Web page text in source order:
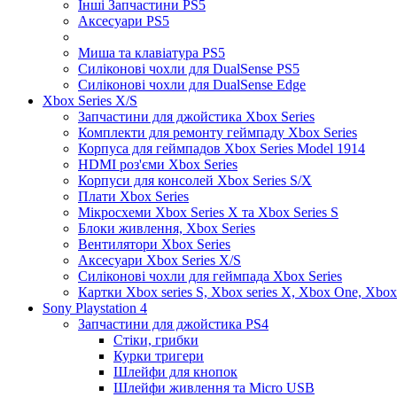
Інші Запчастини PS5
Аксесуари PS5
Миша та клавіатура PS5
Силіконові чохли для DualSense PS5
Силіконові чохли для DualSense Edge
Xbox Series X/S
Запчастини для джойстика Xbox Series
Комплекти для ремонту геймпаду Xbox Series
Корпуса для геймпадов Xbox Series Model 1914
HDMI роз'єми Xbox Series
Корпуси для консолей Xbox Series S/X
Плати Xbox Series
Мікросхеми Xbox Series X та Xbox Series S
Блоки живлення, Xbox Series
Вентилятори Xbox Series
Аксесуари Xbox Series X/S
Силіконові чохли для геймпада Xbox Series
Картки Xbox series S, Xbox series X, Xbox One,
Sony Playstation 4
Запчастини для джойстика PS4
Стіки, грибки
Курки тригери
Шлейфи для кнопок
Шлейфи живлення та Micro USB